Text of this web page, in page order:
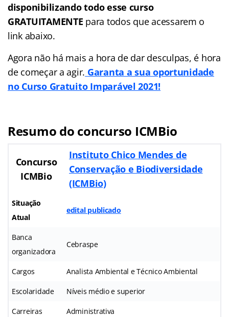
disponibilizando todo esse curso
GRATUITAMENTE para todos que acessarem o
link abaixo.
Agora não há mais a hora de dar desculpas, é hora
de começar a agir. Garanta a sua oportunidade
no Curso Gratuito Imparável 2021!
Resumo do concurso ICMBio
Concurso
ICMBio
Instituto Chico Mendes de
Conservação e Biodiversidade
(ICMBio)
Situação
Atual
edital publicado
Banca
organizadora
Cebraspe
Cargos Analista Ambiental e Técnico Ambiental
Escolaridade Níveis médio e superior
Carreiras Administrativa